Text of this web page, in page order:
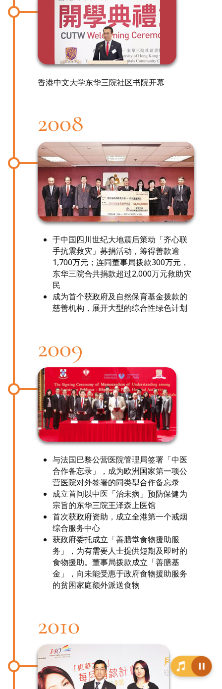
香港中文大学东华三院社区书院开幕
2008
于中国四川世纪大地震后策动「齐心联
手抗震救灾」募捐活动，筹得善款逾
1,700万元；连同董事局拨款300万元，
东华三院合共捐款超过2,000万元救助灾
民
成为首个获政府及自然保育基金拨款的
慈善机构，展开大型的综合性绿色计划
2009
与法国巴黎公营医院管理局签署「中医
合作备忘录」，成为欧洲国家第一项公
营医院对外签署的同类型合作备忘录
成立首间以中医「治未病」预防保健为
宗旨的东华三院王泽森上医馆
首次获政府资助，成立全港第一个戒烟
综合服务中心
获政府委托成立「善膳堂食物援助服
务」，为有需要人士提供短期及即时的
食物援助。董事局拨款成立「善膳基
金」，向未能受惠于政府食物援助服务
的贫困家庭额外派送食物
2010